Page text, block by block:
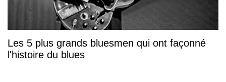
Les 5 plus grands bluesmen qui ont façonné
l'histoire du blues